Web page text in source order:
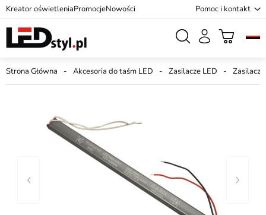
Kreator oświetleniaPromocjeNowości Pomoc i kontakt
Strona Główna Akcesoria do taśm LED Zasilacze LED Zasilacz